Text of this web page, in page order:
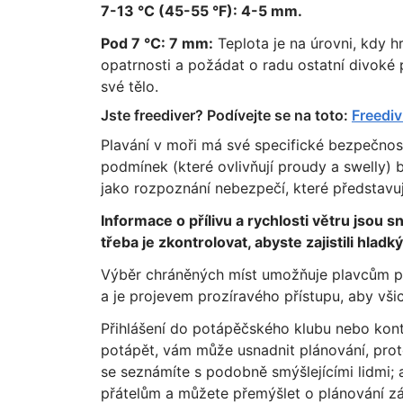
7-13 °C (45-55 °F): 4-5 mm.
Pod 7 °C: 7 mm: Teplota je na úrovni, kdy
opatrnosti a požádat o radu ostatní divoké
své tělo.
Jste freediver? Podívejte se na toto:
Plavání v moři má své specifické
podmínek (které ovlivňují proudy a swelly)
jako rozpoznání nebezpečí, které
Informace o přílivu a rychlosti větru jsou
třeba je zkontrolovat, abyste zajistili
Výběr chráněných míst umožňuje plavcům
a je projevem prozíravého přístupu, aby
Přihlášení do potápěčského klubu nebo
potápět, vám může usnadnit plánování,
se seznámíte s podobně smýšlejícími
přátelům a můžete přemýšlet o plánování